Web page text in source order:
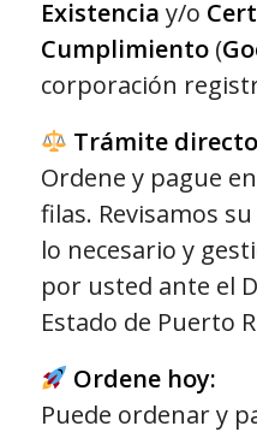
Existencia y/o
Cumplimiento(
corporación
Trámite
Ordene y pague
filas. Revisamos
lo necesario y
por usted ante el
Estado de Puerto
Ordene hoy:
Puede ordenar y